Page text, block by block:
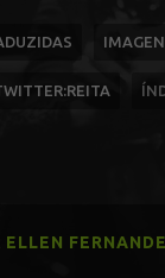
ELLEN